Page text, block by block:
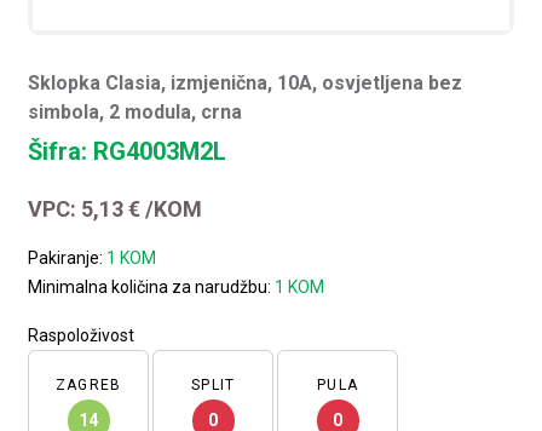
Sklopka Clasia, izmjenična, 10A, osvjetljena bez
simbola, 2 modula, crna
Šifra: RG4003M2L
VPC: 5,13€ /KOM
Pakiranje: 1 KOM
Minimalna količina za narudžbu: 1 KOM
Raspoloživost
ZAGREB
14
SPLIT
0
PULA
0